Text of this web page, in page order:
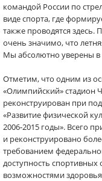
командой России по
виде спорта, где
также проводятся здесь.
очень значимо, что
Мы абсолютно уверены в
Отметим, что одним из
«Олимпийский» стадион
реконструирован при
«Развитие физической
2006-2015 годы». Всего
и реконструировано
требованием
доступность
возможностями